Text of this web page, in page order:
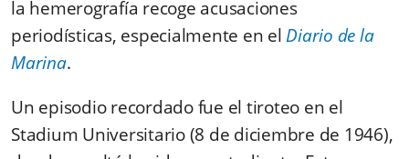
la hemerografía recoge acusaciones
periodísticas, especialmente en elDiario de la
Marina.
Un episodio recordado fue el tiroteo en el
Stadium Universitario (8 de diciembre de 1946),